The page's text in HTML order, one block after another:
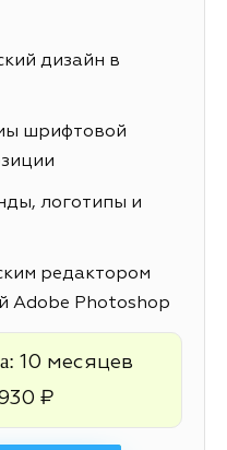
дизайн в
шрифтовой
логотипы и
редактором
Adobe Photoshop
10 месяцев
₽